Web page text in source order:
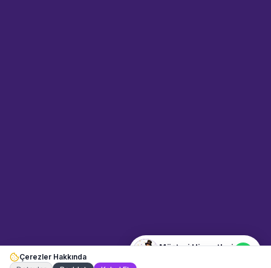
Müşteri Hizmetleri
Çerezler Hakkında